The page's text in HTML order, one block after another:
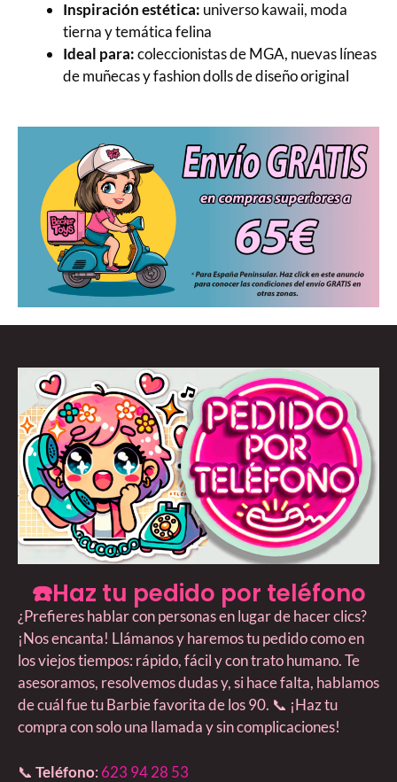
Inspiración estética: universo kawaii, moda
tierna y temática felina
Ideal para:coleccionistas de MGA, nuevas líneas
de muñecas y fashion dolls de diseño original
☎️Haz tu pedido por teléfono
¿Prefieres hablar con personas en lugar de hacer clics?
¡Nos encanta! Llámanos y haremos tu pedido como en
los viejos tiempos: rápido, fácil y con trato humano. Te
asesoramos, resolvemos dudas y, si hace falta, hablamos
de cuál fue tu Barbie favorita de los 90. 📞 ¡Haz tu
compra con solo una llamada y sin complicaciones!
📞 Teléfono: 623 94 28 53